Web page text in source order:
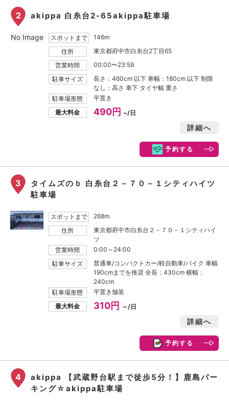
2 akippa 白糸台2-65akippa駐車場
スポットまで
146m
住所
東京都府中市白糸台2丁目65
営業時間
00:00〜23:59
駐車サイズ
長さ：460cm 以下 車幅：180cm 以下 制限
なし：高さ 車下 タイヤ幅 重さ
駐車場形態
平置き
最大料金
490円 ~/日
詳細へ
予約する
No Image
3
タイムズのｂ 白糸台２－７０－１シティハイツ
駐車場
スポットまで
268m
住所
東京都府中市白糸台２－７０－１シティハイ
ツ
営業時間
0:00～24:00
駐車サイズ
普通車/コンパクトカー/軽自動車/バイク 車幅
190cmまでを推奨 全長：430cm 横幅：
240cm
駐車場形態
平置き舗装
最大料金
310円 ～/日
詳細へ
予約する
4
akippa 【武蔵野台駅まで徒歩5分！】鹿島パー
キング☆akippa駐車場